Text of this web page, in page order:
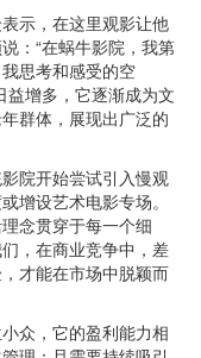
示，在这里观影让他
：“在蜗牛影院，我第
思考和感受的空
益增多，它逐渐成为文
群体，展现出广泛的
院开始尝试引入慢观
增设艺术电影专场。
念贯穿于每一个细
，在商业竞争中，差
才能在市场中脱颖而
众，它的盈利能力相